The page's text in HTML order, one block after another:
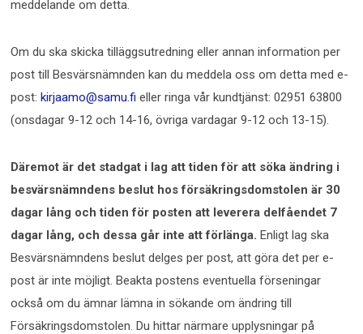
meddelande om detta.
Om du ska skicka tilläggsutredning eller annan information per
post till Besvärsnämnden kan du meddela oss om detta med e-
post:kirjaamo@samu.fi eller ringa vår kundtjänst: 02951 63800
(onsdagar 9-12 och 14-16, övriga vardagar 9-12 och 13-15).
Däremot är det stadgat i lag att tiden för att söka ändring i
besvärsnämndens beslut hos försäkringsdomstolen är 30
dagar lång och tiden för posten att leverera delfåendet 7
dagar lång, och dessa går inte att förlänga. Enligt lag ska
Besvärsnämndens beslut delges per post, att göra det per e-
post är inte möjligt. Beakta postens eventuella förseningar
också om du ämnar lämna in sökande om ändring till
Försäkringsdomstolen. Du hittar närmare upplysningar på